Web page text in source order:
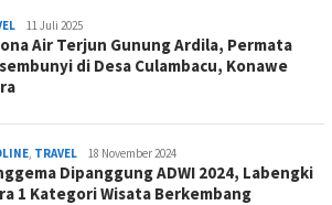
admin
11 Juli 2025
Air Terjun Gunung Ardila, Permata
di Desa Culambacu, Konawe
TRAVEL admin
18 November 2024
Dipanggung ADWI 2024, Labengki
1 Kategori Wisata Berkembang